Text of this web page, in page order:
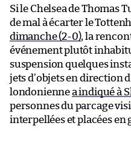
Si le Chelsea de Thomas
de mal à écarter le
dimanche (2-0), la
événement plutôt
suspension quelques
jets d’objets en direction
londoniennea indiqué à
personnes du parcage
interpellées et placées en